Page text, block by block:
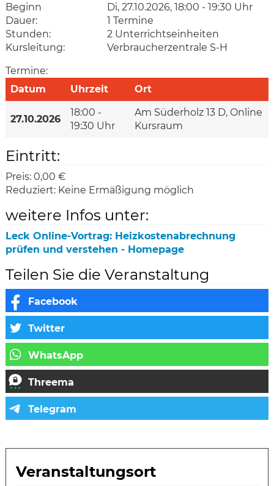
Beginn
Di, 27.10.2026, 18:00 - 19:30 Uhr
Dauer:
1 Termine
Stunden:
2 Unterrichtseinheiten
Kursleitung:
Verbraucherzentrale S-H
Termine:
Datum
Uhrzeit Ort
27.10.2026
18:00 -
19:30 Uhr
Am Süderholz 13 D, Online
Kursraum
Eintritt:
Preis: 0,00 €
Reduziert: Keine Ermäßigung möglich
weitere Infos unter:
Leck Online-Vortrag: Heizkostenabrechnung
prüfen und verstehen - Homepage
Teilen Sie die Veranstaltung
Veranstaltungsort